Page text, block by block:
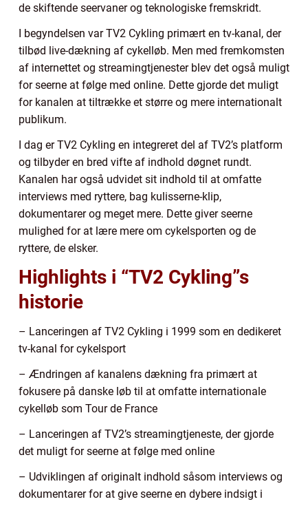
de skiftende seervaner og teknologiske fremskridt.
I begyndelsen var TV2 Cykling primært en tv-kanal, der
tilbød live-dækning af cykelløb. Men med fremkomsten
af internettet og streamingtjenester blev det også muligt
for seerne at følge med online. Dette gjorde det muligt
for kanalen at tiltrække et større og mere internationalt
publikum.
I dag er TV2 Cykling en integreret del af TV2’s platform
og tilbyder en bred vifte af indhold døgnet rundt.
Kanalen har også udvidet sit indhold til at omfatte
interviews med ryttere, bag kulisserne-klip,
dokumentarer og meget mere. Dette giver seerne
mulighed for at lære mere om cykelsporten og de
ryttere, de elsker.
Highlights i “TV2 Cykling”s
historie
– Lanceringen af TV2 Cykling i 1999 som en dedikeret
tv-kanal for cykelsport
– Ændringen af kanalens dækning fra primært at
fokusere på danske løb til at omfatte internationale
cykelløb som Tour de France
– Lanceringen af TV2’s streamingtjeneste, der gjorde
det muligt for seerne at følge med online
– Udviklingen af originalt indhold såsom interviews og
dokumentarer for at give seerne en dybere indsigt i